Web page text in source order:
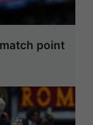
point